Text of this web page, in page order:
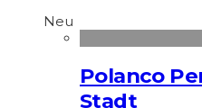
Neu
Polanco
Stadt